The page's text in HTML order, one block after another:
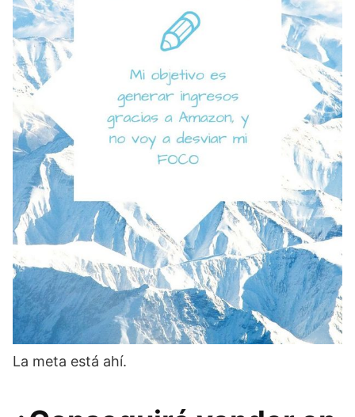
La meta está ahí.